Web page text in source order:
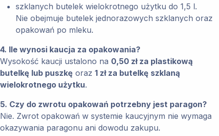
szklanych butelek wielokrotnego użytku do 1,5 l.
Nie obejmuje butelek jednorazowych szklanych oraz
opakowań po mleku.
4. Ile wynosi kaucja za opakowania?
Wysokość kaucji ustalono na 0,50 zł za plastikową
butelkę lub puszkę oraz 1 zł za butelkę szklaną
wielokrotnego użytku.
5. Czy do zwrotu opakowań potrzebny jest paragon?
Nie. Zwrot opakowań w systemie kaucyjnym nie wymaga
okazywania paragonu ani dowodu zakupu.